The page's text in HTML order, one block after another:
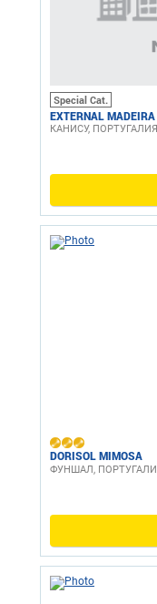
Special Cat.
EXTERNAL
КАНИСУ, ПОРТУГАЛИЯ
DORISOL MIMOSA
ФУНШАЛ,